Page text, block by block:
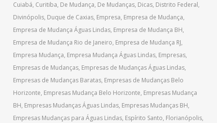
Cuiabá, Curitiba, De Mudança, De Mudanças, Dicas, Distrito Federal,
Divinópolis, Duque de Caxias, Empresa, Empresa de Mudança,
Empresa de Mudança Águas Lindas, Empresa de Mudança BH,
Empresa de Mudança Rio de Janeiro, Empresa de Mudança RJ,
Empresa Mudança, Empresa Mudança Águas Lindas, Empresas,
Empresas de Mudanças, Empresas de Mudanças Águas Lindas,
Empresas de Mudanças Baratas, Empresas de Mudanças Belo
Horizonte, Empresas Mudança Belo Horizonte, Empresas Mudança
BH, Empresas Mudanças Águas Lindas, Empresas Mudanças BH,
Empresas Mudanças para Águas Lindas, Espírito Santo, Florianópolis,